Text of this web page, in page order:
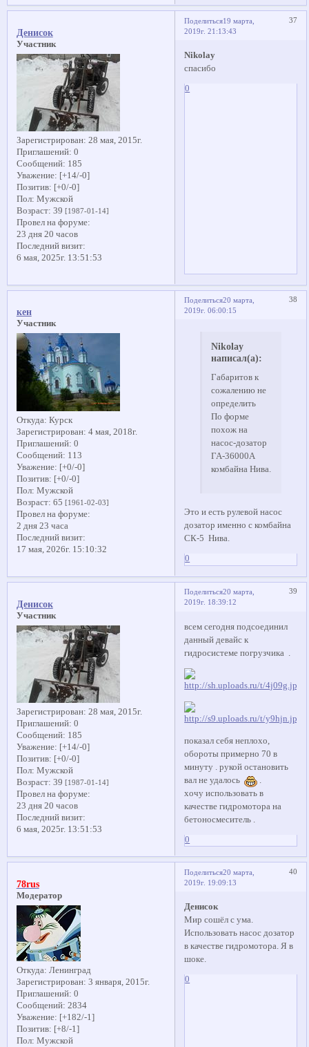
Поделиться 37
19 марта,
2019г. 21:13:43
Денисок
Участник
Зарегистрирован: 28 мая, 2015г.
Приглашений: 0
Сообщений: 185
Уважение: [+14/-0]
Позитив: [+0/-0]
Пол: Мужской
Возраст: 39 [1987-01-14]
Провел на форуме:
23 дня 20 часов
Последний визит:
6 мая, 2025г. 13:51:53
Nikolay
спасибо
0
Поделиться 38
20 марта,
2019г. 06:00:15
кен
Участник
Откуда: Курск
Зарегистрирован: 4 мая, 2018г.
Приглашений: 0
Сообщений: 113
Уважение: [+0/-0]
Позитив: [+0/-0]
Пол: Мужской
Возраст: 65 [1961-02-03]
Провел на форуме:
2 дня 23 часа
Последний визит:
17 мая, 2026г. 15:10:32
Nikolay
написал(а):
Габаритов к
сожалению не
определить
По форме
похож на
насос-дозатор
ГА-36000А
комбайна Нива.
Это и есть рулевой насос
дозатор именно с комбайна
СК-5 Нива.
0
Поделиться 39
20 марта,
2019г. 18:39:12
Денисок
Участник
Зарегистрирован: 28 мая, 2015г.
Приглашений: 0
Сообщений: 185
Уважение: [+14/-0]
Позитив: [+0/-0]
Пол: Мужской
Возраст: 39 [1987-01-14]
Провел на форуме:
23 дня 20 часов
Последний визит:
6 мая, 2025г. 13:51:53
всем сегодня подсоединил
данный девайс к
гидросистеме погрузчика .
показал себя неплохо,
обороты примерно 70 в
минуту . рукой остановить
вал не удалось
хочу использовать в
качестве гидромотора на
бетоносмеситель .
0
Поделиться 40
20 марта,
2019г. 19:09:13
78rus
Модератор
Откуда: Ленинград
Зарегистрирован: 3 января, 2015г.
Приглашений: 0
Сообщений: 2834
Уважение: [+182/-1]
Позитив: [+8/-1]
Пол: Мужской
Денисок
Мир сошёл с ума.
Использовать насос дозатор
в качестве гидромотора. Я в
шоке.
0